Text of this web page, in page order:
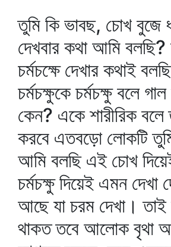
তুমি কি ভাবছ, চোখ বুজে
দেখবার কথা আমি
চর্মচক্ষে দেখার কথাই
চর্মচক্ষুকে চর্মচক্ষু বলে
কেন? একে শারীরিক বলে
করবে এতবড়ো লোকটি
আমি বলছি এই চোখ
চর্মচক্ষু দিয়েই এমন দেখা
আছে যা চরম দেখা। তাই
থাকত তবে আলোক বৃথা